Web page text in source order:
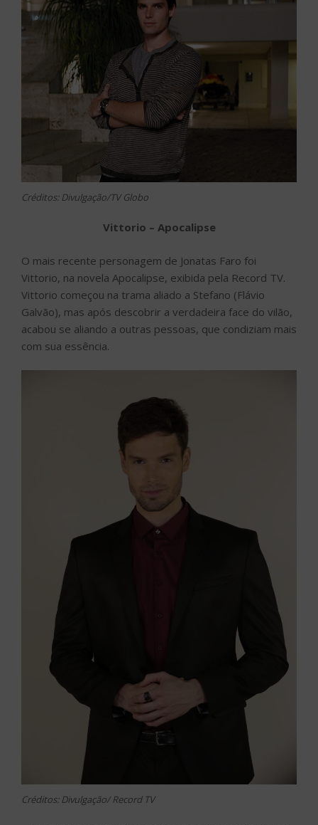
Créditos: Divulgação/TV Globo
Vittorio – Apocalipse
O mais recente personagem de Jonatas Faro foi
Vittorio, na novela Apocalipse, exibida pela Record TV.
Vittorio começou na trama aliado a Stefano (Flávio
Galvão), mas após descobrir a verdadeira face do vilão,
acabou se aliando a outras pessoas, que condiziam mais
com sua essência.
Créditos: Divulgação/ Record TV